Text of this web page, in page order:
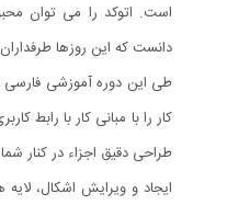
است. اتوکد را می توان
دانست که این روزها
کار را با مبانی کار با رابط
طراحی دقیق اجزاء در کنار
ایجاد و ویرایش اشکال،